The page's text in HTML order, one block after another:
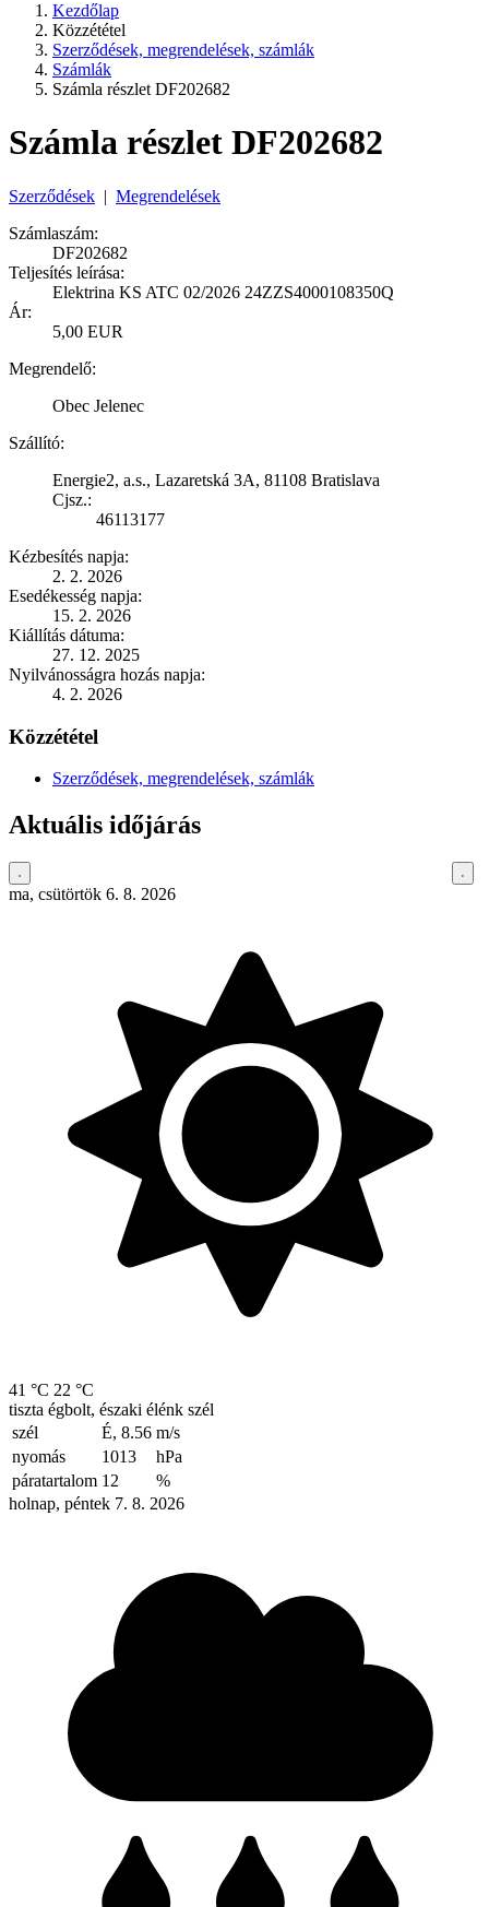
Kezdőlap
Közzététel
Szerződések, megrendelések, számlák
Számlák
Számla részlet DF202682
Számla részlet DF202682
Szerződések | Megrendelések
Számlaszám:
DF202682
Teljesítés leírása:
Elektrina KS ATC 02/2026 24ZZS4000108350Q
Ár:
5,00 EUR
Megrendelő:
Obec Jelenec
Szállító:
Energie2, a.s., Lazaretská 3A, 81108 Bratislava
Cjsz.:
46113177
Kézbesítés napja:
2. 2. 2026
Esedékesség napja:
15. 2. 2026
Kiállítás dátuma:
27. 12. 2025
Nyilvánosságra hozás napja:
4. 2. 2026
Közzététel
Szerződések, megrendelések, számlák
Aktuális időjárás
ma, csütörtök 6. 8. 2026
41 °C 22 °C
tiszta égbolt, északi élénk szél
szél
É, 8.56 m/s
nyomás
1013
hPa
páratartalom 12
%
holnap, péntek 7. 8. 2026